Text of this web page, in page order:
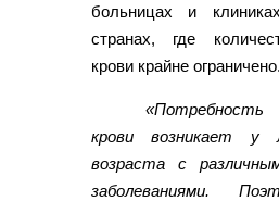
больницах и
странах, где
крови крайне ограничено.
крови возникает у
возраста с
заболеваниями.